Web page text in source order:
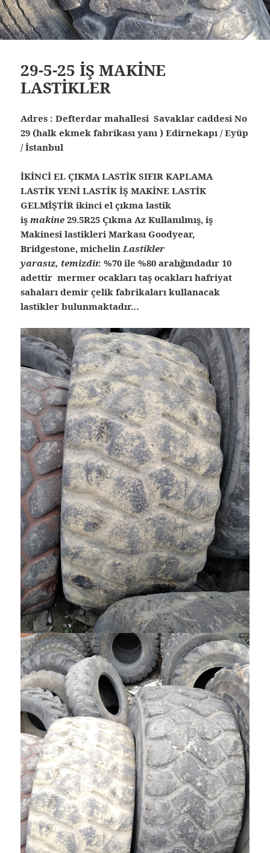
29-5-25 İŞ MAKİNE
LASTİKLER
Adres : Defterdar mahallesi Savaklar caddesi No
29 (halk ekmek fabrikası yanı ) Edirnekapı / Eyüp
/ İstanbul
İKİNCİ EL ÇIKMA LASTİK SIFIR KAPLAMA
LASTİK YENİ LASTİK İŞ MAKİNE LASTİK
GELMİŞTİR ikinci el çıkma lastik
işmakine 29.5R25 Çıkma Az Kullanılmış, iş
Makinesi lastikleri Markası Goodyear,
Bridgestone, michelinLastikler
yarasız, temizdir. %70 ile %80 aralığındadır 10
adettir mermer ocakları taş ocakları hafriyat
sahaları demir çelik fabrikaları kullanacak
lastikler bulunmaktadır…